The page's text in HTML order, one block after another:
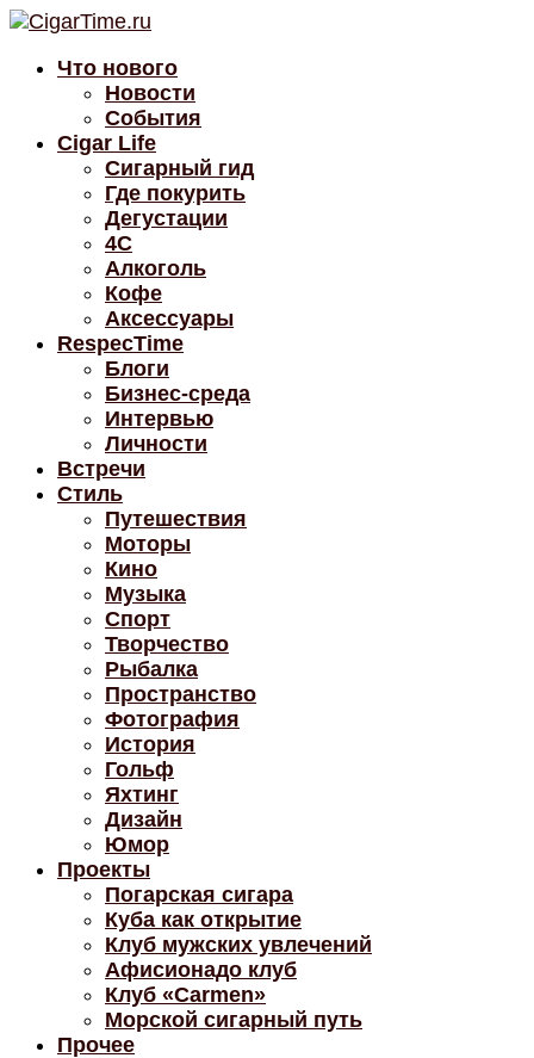
Что нового
Новости
События
Cigar Life
Сигарный гид
Где покурить
Дегустации
4C
Алкоголь
Кофе
Аксессуары
RespecTime
Блоги
Бизнес-среда
Интервью
Личности
Встречи
Стиль
Путешествия
Моторы
Кино
Музыка
Спорт
Творчество
Рыбалка
Пространство
Фотография
История
Гольф
Яхтинг
Дизайн
Юмор
Проекты
Погарская сигара
Куба как открытие
Клуб мужских увлечений
Афисионадо клуб
Клуб «Carmen»
Морской сигарный путь
Прочее